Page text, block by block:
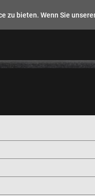
zu bieten. Wenn Sie